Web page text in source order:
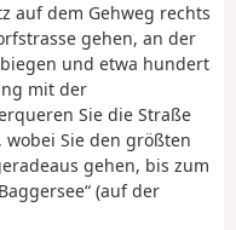
auf dem Gehweg rechts
gehen, an der
und etwa hundert
mit der
Sie die Straße
Sie den größten
gehen, bis zum
(auf der